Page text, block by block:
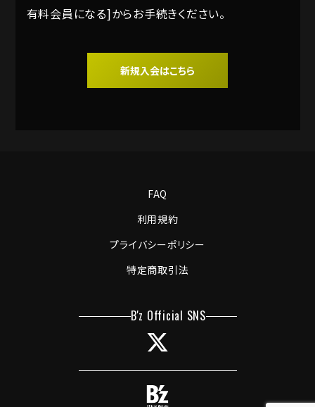
有料会員になる]からお手続きください。
新規入会はこちら
FAQ
利用規約
プライバシーポリシー
特定商取引法